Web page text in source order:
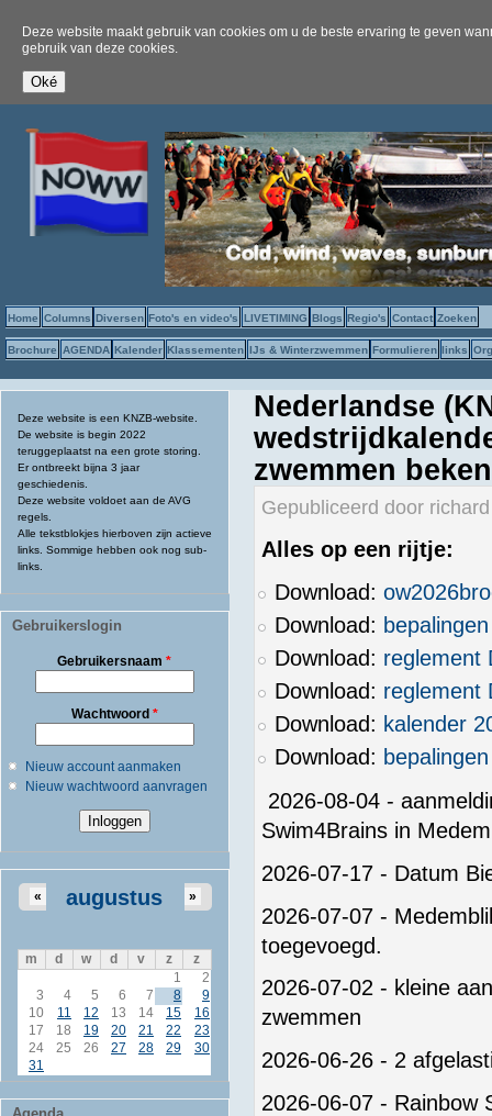
Deze website maakt gebruik van cookies om u de beste ervaring te geven
gebruik van deze cookies.
Home Columns Diversen Foto's en video's LIVETIMING Blogs Regio's Contact Zoeken
Brochure AGENDA Kalender Klassementen IJs & Winterzwemmen Formulieren links
Deze website is een KNZB-website.
De website is begin 2022
teruggeplaatst na een grote storing.
Er ontbreekt bijna 3 jaar
geschiedenis.
Deze website voldoet aan de AVG
regels.
Alle tekstblokjes hierboven zijn actieve
links. Sommige hebben ook nog sub-
links.
Gebruikerslogin
Gebruikersnaam*
Wachtwoord *
Nieuw account aanmaken
Nieuw wachtwoord aanvragen
augustus
« »
m d w d v z
z
1
2
3
4 5 6 7 8
9
10
11 12 13 14 15
16
17
18 19 20 21 22
23
24
25 26 27 28 29
30
31
Nederlandse
zwemmen
Gepubliceerd door
Alles op een rijtje:
Download:
Download:
Download: reglement
Download: reglement
Download: kalender
Download:
2026-08-04 -
Swim4Brains in
2026-07-17 - Datum
2026-07-07 -
toegevoegd.
2026-07-02 - kleine
zwemmen
2026-06-26 - 2
2026-06-07 - Rainbow